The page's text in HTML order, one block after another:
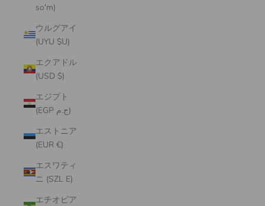
so'm)
ウルグアイ
(UYU $U)
エクアドル
(USD $)
エジプト
(EGP ج.م)
エストニア
(EUR €)
エスワティ
ニ (SZL E)
エチオピア